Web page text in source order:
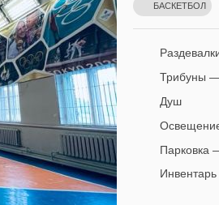
БАСКЕТБОЛ
НАСТОЛЬНЫЙ
Трибуны
Душ
Парковка
Инвентарь